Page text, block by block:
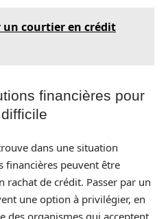
un courtier en crédit
financières pour
dans une situation
financières peuvent être
rachat de crédit. Passer par un
une option à privilégier, en
des organismes qui acceptent